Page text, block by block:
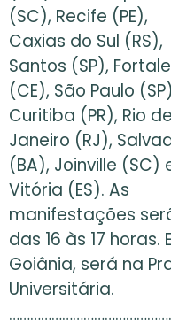
(SC), Recife (PE),
Caxias do Sul (RS),
Santos (SP),
(CE), São Paulo
Curitiba (PR), Rio de
Janeiro (RJ),
(BA), Joinville (SC)
Vitória (ES). As
manifestações
das 16 às 17 horas.
Goiânia, será na
Universitária.